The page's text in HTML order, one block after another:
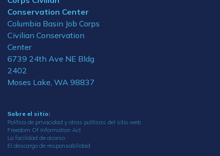
Conservation Center
Columbia Basin Job Corps
Civilian Conservation
Center
6739 24th Ave NE Bldg
2402
Moses Lake, WA 98837
Sobre el sitio:
Política de privacidad y otras políticas del sitio web
Freedom Of Information Act
La facilidad de acceso
El descargo de responsabilidad